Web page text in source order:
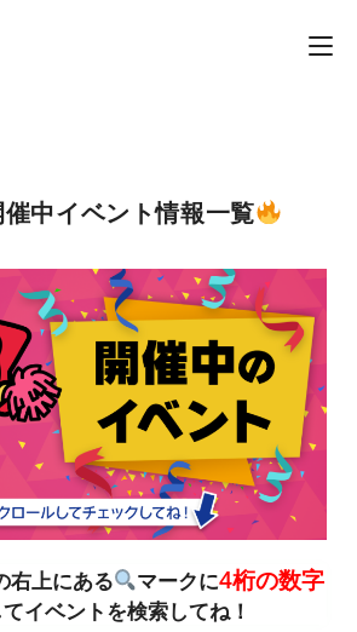
催中イベント情報一覧
右上にある マークに4桁の数字
イベントを検索してね！